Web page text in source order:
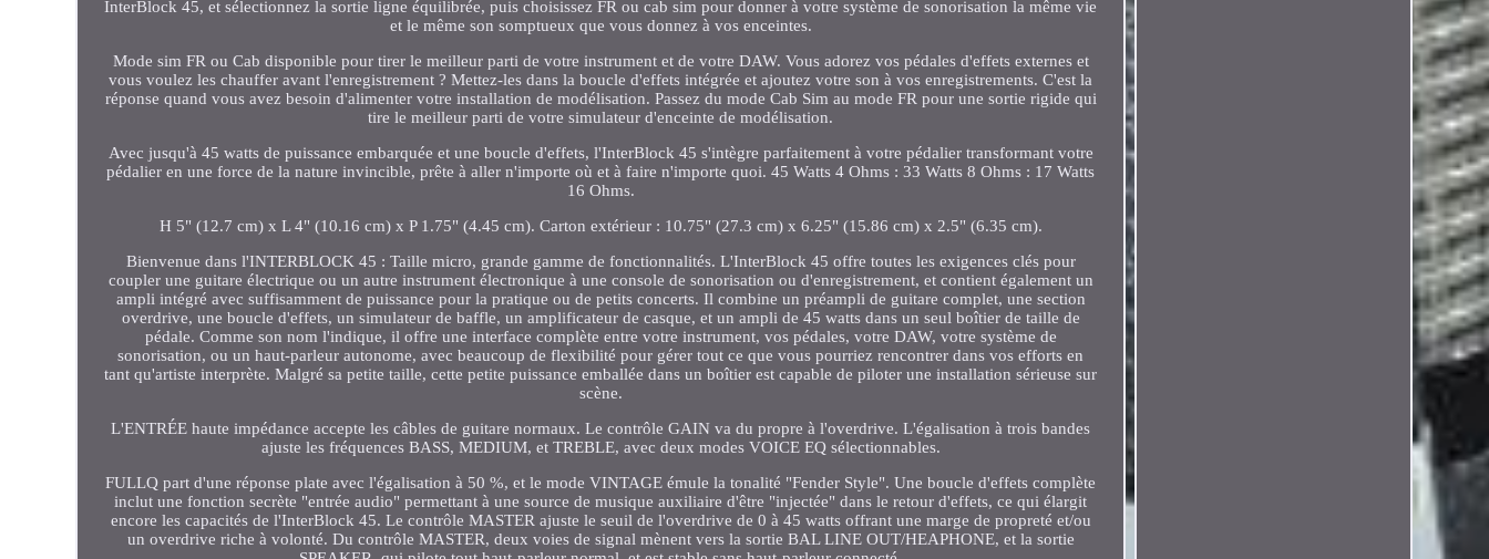
InterBlock 45, et sélectionnez la sortie ligne équilibrée, puis choisissez FR ou cab sim pour donner à votre système de sonorisation la même vie
et le même son somptueux que vous donnez à vos enceintes.
Mode sim FR ou Cab disponible pour tirer le meilleur parti de votre instrument et de votre DAW. Vous adorez vos pédales d'effets externes et
vous voulez les chauffer avant l'enregistrement ? Mettez-les dans la boucle d'effets intégrée et ajoutez votre son à vos enregistrements. C'est la
réponse quand vous avez besoin d'alimenter votre installation de modélisation. Passez du mode Cab Sim au mode FR pour une sortie rigide qui
tire le meilleur parti de votre simulateur d'enceinte de modélisation.
Avec jusqu'à 45 watts de puissance embarquée et une boucle d'effets, l'InterBlock 45 s'intègre parfaitement à votre pédalier transformant votre
pédalier en une force de la nature invincible, prête à aller n'importe où et à faire n'importe quoi. 45 Watts 4 Ohms : 33 Watts 8 Ohms : 17 Watts
16 Ohms.
H 5" (12.7 cm) x L 4" (10.16 cm) x P 1.75" (4.45 cm). Carton extérieur : 10.75" (27.3 cm) x 6.25" (15.86 cm) x 2.5" (6.35 cm).
Bienvenue dans l'INTERBLOCK 45 : Taille micro, grande gamme de fonctionnalités. L'InterBlock 45 offre toutes les exigences clés pour
coupler une guitare électrique ou un autre instrument électronique à une console de sonorisation ou d'enregistrement, et contient également un
ampli intégré avec suffisamment de puissance pour la pratique ou de petits concerts. Il combine un préampli de guitare complet, une section
overdrive, une boucle d'effets, un simulateur de baffle, un amplificateur de casque, et un ampli de 45 watts dans un seul boîtier de taille de
pédale. Comme son nom l'indique, il offre une interface complète entre votre instrument, vos pédales, votre DAW, votre système de
sonorisation, ou un haut-parleur autonome, avec beaucoup de flexibilité pour gérer tout ce que vous pourriez rencontrer dans vos efforts en
tant qu'artiste interprète. Malgré sa petite taille, cette petite puissance emballée dans un boîtier est capable de piloter une installation sérieuse sur
scène.
L'ENTRÉE haute impédance accepte les câbles de guitare normaux. Le contrôle GAIN va du propre à l'overdrive. L'égalisation à trois bandes
ajuste les fréquences BASS, MEDIUM, et TREBLE, avec deux modes VOICE EQ sélectionnables.
FULLQ part d'une réponse plate avec l'égalisation à 50 %, et le mode VINTAGE émule la tonalité "Fender Style". Une boucle d'effets complète
inclut une fonction secrète "entrée audio" permettant à une source de musique auxiliaire d'être "injectée" dans le retour d'effets, ce qui élargit
encore les capacités de l'InterBlock 45. Le contrôle MASTER ajuste le seuil de l'overdrive de 0 à 45 watts offrant une marge de propreté et/ou
un overdrive riche à volonté. Du contrôle MASTER, deux voies de signal mènent vers la sortie BAL LINE OUT/HEAPHONE, et la sortie